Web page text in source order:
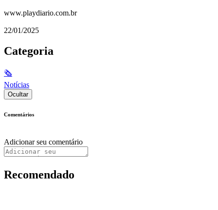
www.playdiario.com.br
22/01/2025
Categoria
🗞
Notícias
Ocultar
Comentários
Adicionar seu comentário
Recomendado